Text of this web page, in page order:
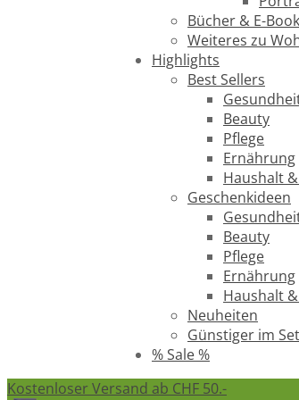
Bücher & E-
Weiteres zu
Highlights
Best Sellers
Beauty
Pflege
Ernährung
Haushalt
Geschenkideen
Beauty
Pflege
Ernährung
Haushalt
Neuheiten
Günstiger im Set
% Sale %
Kostenloser Versand ab CHF 50.-